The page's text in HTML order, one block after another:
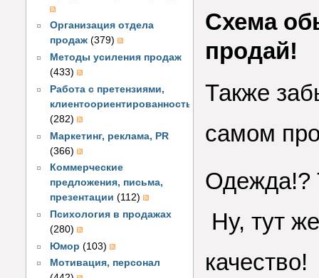
Организация отдела
продаж (379)
Методы усиления продаж
(433)
Работа с претензиями,
клиентоориентированность
(282)
Маркетинг, реклама, PR
(366)
Коммерческие
предложения, письма,
презентации (112)
Психология в продажах
(280)
Юмор (103)
Мотивация, персонал
Схема
продай!
Также
самом
Одежда!?
Ну, тут
качество!